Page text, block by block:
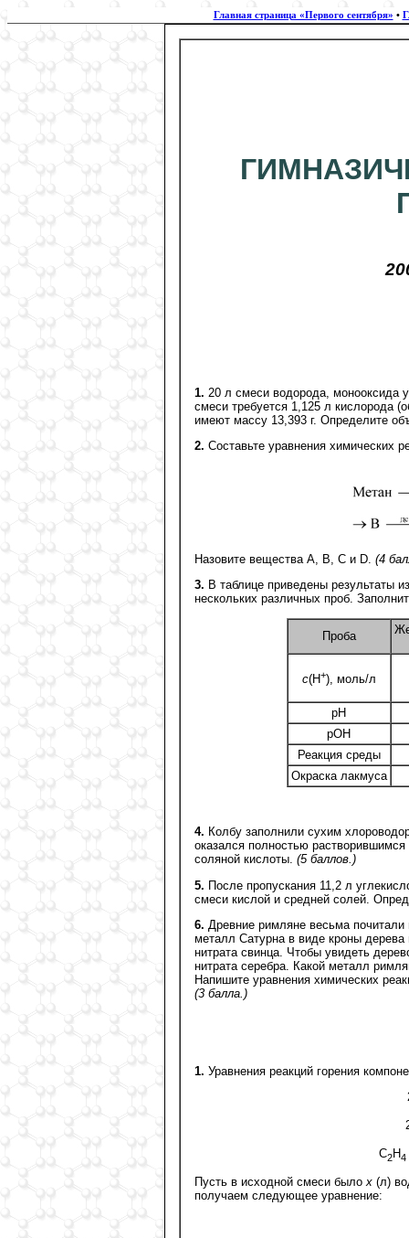
Главная страница «Первого сентября» •
1. 20 л смеси водорода, монооксида
смеси требуется 1,125 л кислорода
имеют массу 13,393 г. Определите
2. Составьте уравнения химических
Назовите вещества А, В, С и D. (4
3. В таблице приведены результаты
нескольких различных проб.
Проба
c(Н+), моль/л
рН
рОН
Реакция среды
Окраска лакмуса
4. Колбу заполнили сухим
оказался полностью
соляной кислоты. (5 баллов.)
5. После пропускания 11,2 л
смеси кислой и средней солей.
6. Древние римляне весьма
металл Сатурна в виде кроны дерева
нитрата свинца. Чтобы увидеть
нитрата серебра. Какой металл
Напишите уравнения химических
(3 балла.)
1. Уравнения реакций горения
C2H4
Пусть в исходной смеси былоx (л)
получаем следующее уравнение: